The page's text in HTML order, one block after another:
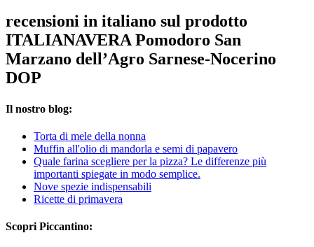
recensioni in italiano sul prodotto
ITALIANAVERA Pomodoro San
Marzano dell’Agro Sarnese-Nocerino
DOP
Il nostro blog:
Torta di mele della nonna
Muffin all'olio di mandorla e semi di papavero
Quale farina scegliere per la pizza? Le differenze più
importanti spiegate in modo semplice.
Nove spezie indispensabili
Ricette di primavera
Scopri Piccantino: